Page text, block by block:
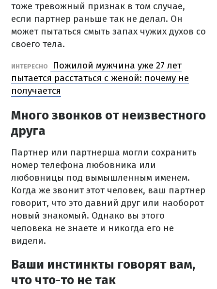
тоже тревожный признак в том случае,
если партнер раньше так не делал. Он
может пытаться смыть запах чужих духов со
своего тела.
ИНТЕРЕСНО
Пожилой мужчина уже 27 лет
пытается расстаться с женой: почему не
получается
Много звонков от неизвестного
друга
Партнер или партнерша могли сохранить
номер телефона любовника или
любовницы под вымышленным именем.
Когда же звонит этот человек, ваш партнер
говорит, что это давний друг или наоборот
новый знакомый. Однако вы этого
человека не знаете и никогда его не
видели.
Ваши инстинкты говорят вам,
что что-то не так